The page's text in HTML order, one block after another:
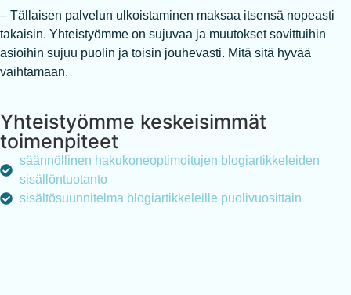
– Tällaisen palvelun ulkoistaminen maksaa itsensä nopeasti
takaisin. Yhteistyömme on sujuvaa ja muutokset sovittuihin
asioihin sujuu puolin ja toisin jouhevasti. Mitä sitä hyvää
vaihtamaan.
Yhteistyömme keskeisimmät
toimenpiteet
säännöllinen hakukoneoptimoitujen blogiartikkeleiden
sisällöntuotanto
sisältösuunnitelma blogiartikkeleille puolivuosittain